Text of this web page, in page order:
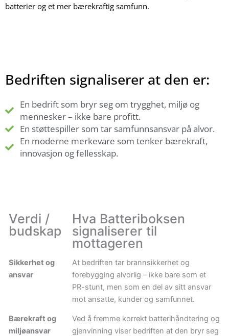
batterier og et mer bærekraftig samfunn.
Bedriften signaliserer at den er:
En bedrift som bryr seg om trygghet, miljø og
mennesker – ikke bare profitt.
En støttespiller som tar samfunnsansvar på alvor.
En moderne merkevare som tenker bærekraft,
innovasjon og fellesskap.
Verdi /
budskap
Hva Batteriboksen
signaliserer til
mottageren
Sikkerhet og
ansvar
At bedriften tar brannsikkerhet og
forebygging alvorlig – ikke bare som et
PR-stunt, men som en del av sitt ansvar
mot ansatte, kunder og samfunnet.
Bærekraft og
miljøansvar
Ved å fremme korrekt batterihåndtering og
gjenvinning viser bedriften at den bryr seg